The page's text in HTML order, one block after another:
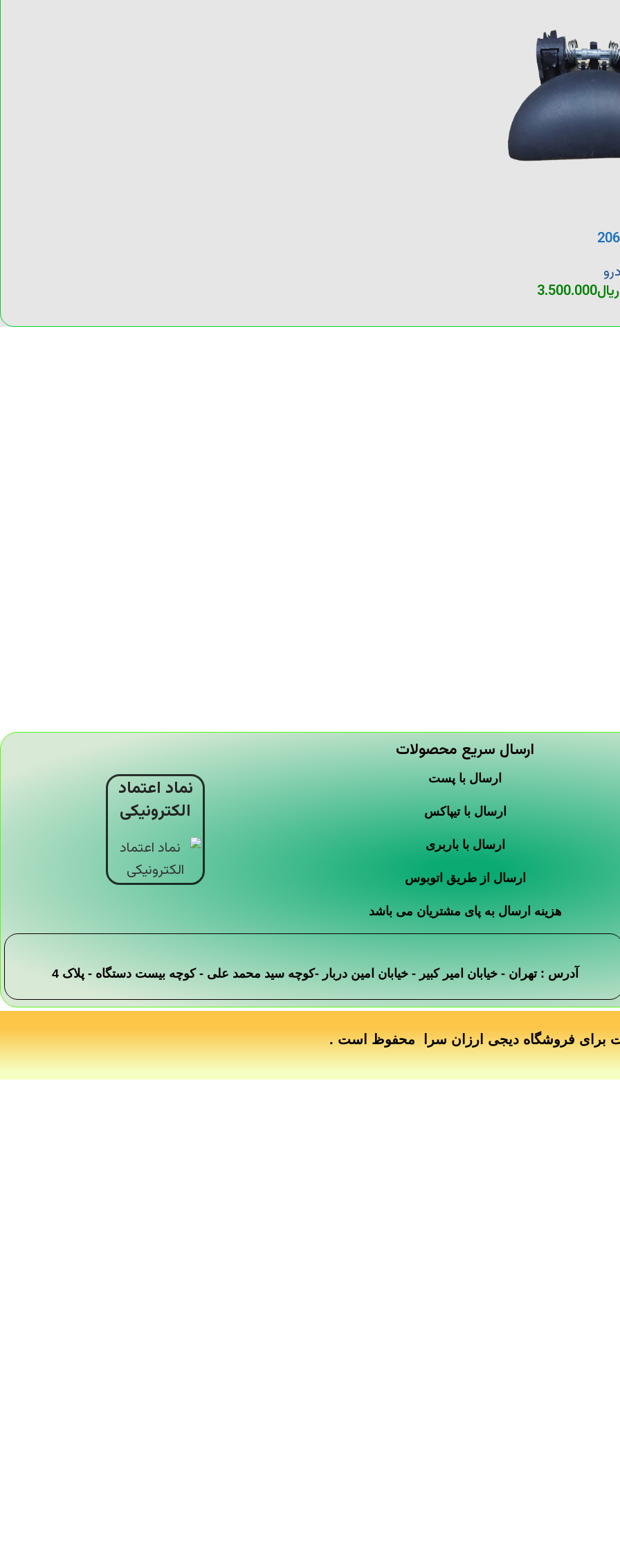
ریال3.500.000
ارسال سریع محصولات
ارسال با پست
ارسال با تیپاکس
ارسال با باربری
ارسال از طریق اتوبوس
هزینه ارسال به پای مشتریان می باشد
نماد اعتماد
الکترونیکی
آدرس : تهران - خیابان امیر کبیر - خیابان امین دربار -کوچه سید محمد علی - کوچه بیست دستگاه - پلاک 4
برای فروشگاه دیجی ارزان سرا محفوظ است .